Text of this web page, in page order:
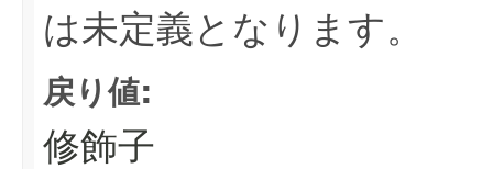
は未定義となります。
戻り値:
修飾子